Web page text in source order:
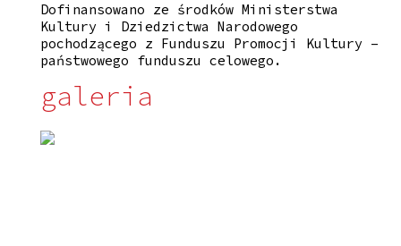
Dofinansowano ze środków Ministerstwa
Kultury i Dziedzictwa Narodowego
pochodzącego z Funduszu Promocji Kultury –
państwowego funduszu celowego.
galeria